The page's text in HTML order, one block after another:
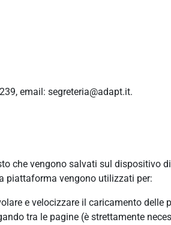
email: segreteria@adapt.it.
vengono salvati sul dispositivo
piattaforma vengono utilizzati per:
e velocizzare il caricamento delle
tra le pagine (è strettamente